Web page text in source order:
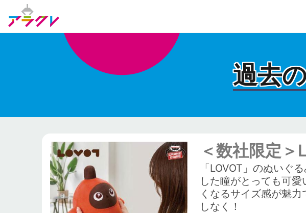
過去
＜数社限定
「LOVOT」のぬいぐ
した瞳がとっても可
くなるサイズ感が魅
しなく！